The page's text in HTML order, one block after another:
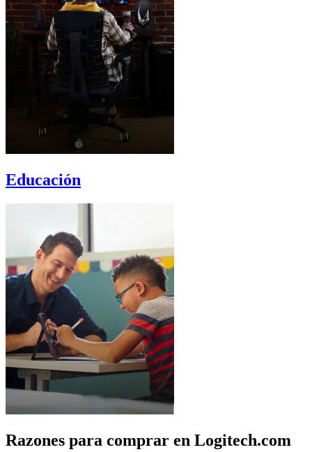
Educación
Razones para comprar en Logitech.com